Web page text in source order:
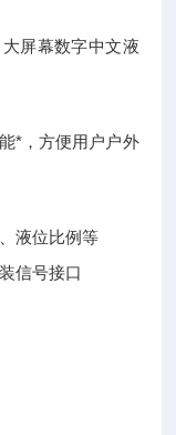
屏幕数字中文液
*，方便用户户外
液位比例等
信号接口